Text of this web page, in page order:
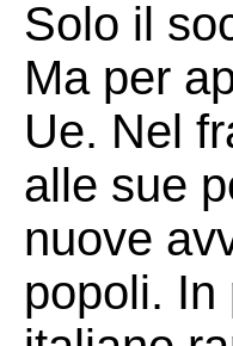
Solo il
Ma per
Ue. Nel
alle sue
nuove
popoli. In